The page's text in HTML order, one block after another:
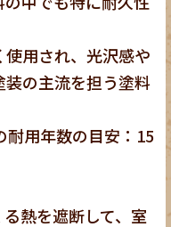
用され、光沢感や
の主流を担う塗料
耐用年数の目安：15
熱を遮断して、室